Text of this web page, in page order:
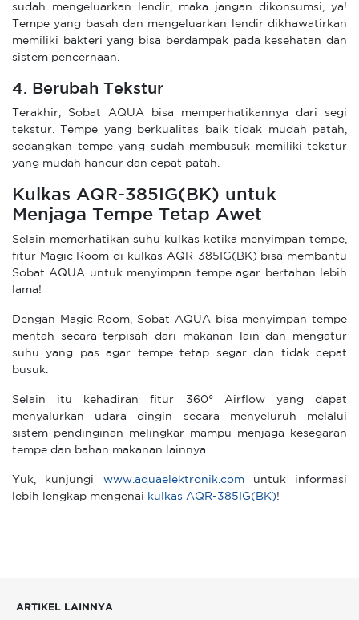
sudah mengeluarkan lendir, maka jangan dikonsumsi, ya!
Tempe yang basah dan mengeluarkan lendir dikhawatirkan
memiliki bakteri yang bisa berdampak pada kesehatan dan
sistem pencernaan.
4. Berubah Tekstur
Terakhir, Sobat AQUA bisa memperhatikannya dari segi
tekstur. Tempe yang berkualitas baik tidak mudah patah,
sedangkan tempe yang sudah membusuk memiliki tekstur
yang mudah hancur dan cepat patah.
Kulkas AQR-385IG(BK) untuk
Menjaga Tempe Tetap Awet
Selain memerhatikan suhu kulkas ketika menyimpan tempe,
fitur Magic Room di kulkas AQR-385IG(BK) bisa membantu
Sobat AQUA untuk menyimpan tempe agar bertahan lebih
lama!
Dengan Magic Room, Sobat AQUA bisa menyimpan tempe
mentah secara terpisah dari makanan lain dan mengatur
suhu yang pas agar tempe tetap segar dan tidak cepat
busuk.
Selain itu kehadiran fitur 360° Airflow yang dapat
menyalurkan udara dingin secara menyeluruh melalui
sistem pendinginan melingkar mampu menjaga kesegaran
tempe dan bahan makanan lainnya.
Yuk, kunjungi www.aquaelektronik.comuntuk informasi
lebih lengkap mengenai kulkas AQR-385IG(BK)!
ARTIKEL LAINNYA